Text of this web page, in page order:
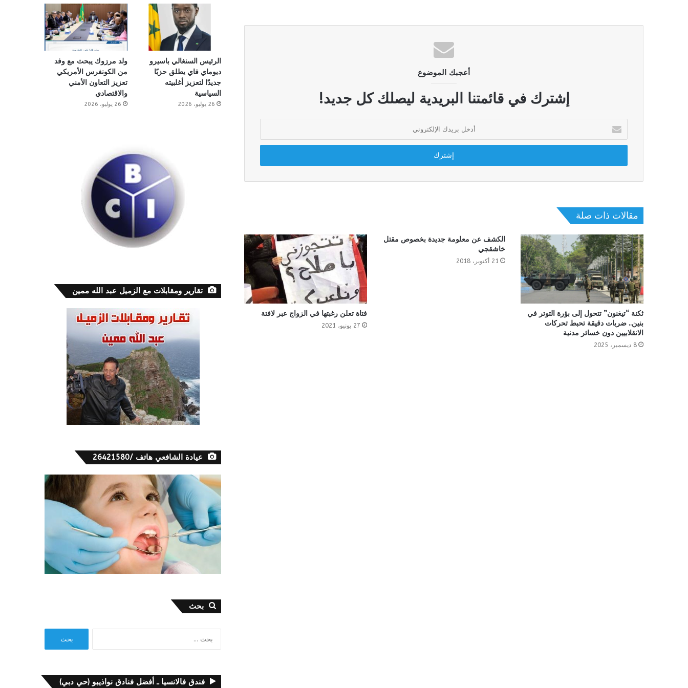
أعجبك الموضوع
إشترك في قائمتنا البريدية ليصلك كل جديد!
بريدك
الإلكتروني
مقالات ذات صلة
ثكنة “تيغنون” تتحول إلى بؤرة التوتر في
بنين.. ضربات دقيقة تحبط تحركات
الانقلابيين دون خسائر مدنية
8 ديسمبر، 2025
الكشف عن معلومة جديدة بخصوص مقتل
خاشقجي
21 أكتوبر، 2018
فتاة تعلن رغبتها في الزواج عبر لافتة
27 يونيو، 2021
الرئيس السنغالي باسيرو
ديوماي فاي يطلق حزبًا
جديدًا لتعزيز أغلبيته
السياسية
26 يوليو، 2026
ولد مرزوك يبحث مع وفد
من الكونغرس الأمريكي
تعزيز التعاون الأمني
والاقتصادي
26 يوليو، 2026
تقارير ومقابلات مع الزميل عبد الله ممين
عيادة الشافعي هاتف /26421580
بحث
فندق فالانسيا ـ أفضل فنادق نواذيبو (حي دبي)